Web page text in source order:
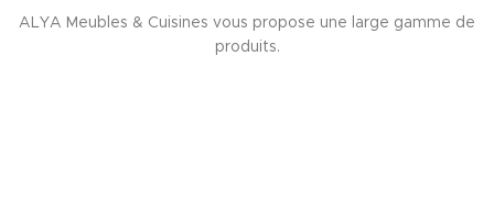
ALYA Meubles & Cuisines vous propose une large gamme de
produits.